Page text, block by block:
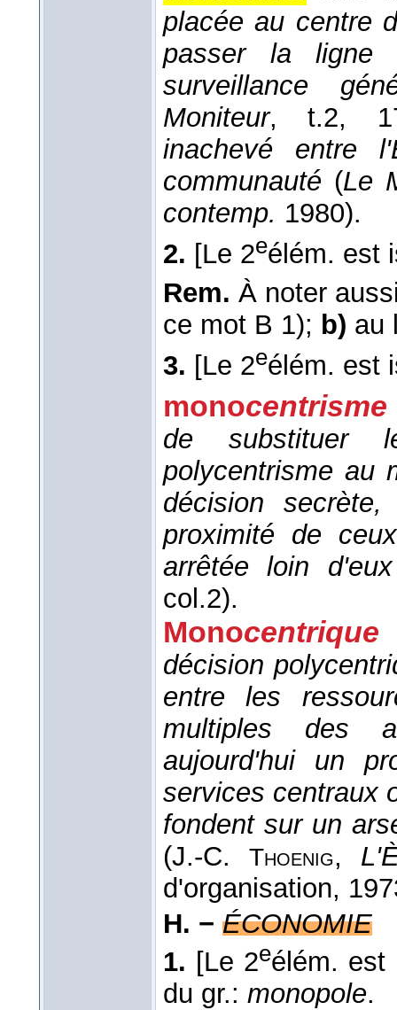
placée au centre
passer la ligne
surveillance
Moniteur, t.2,
inachevé entre
communauté (Le
contemp. 1980).
2. [Le 2eélém. est
Rem. À noter
ce mot B 1); b) au
3. [Le 2eélém. est
monocentrisme
de substituer
polycentrisme au
décision
proximité de
arrêtée loin d'eux
col.2).
Monocentrique
décision
entre les
multiples des
aujourd'hui un
services centraux
fondent sur un
(J.-C. Thoenig,
d'organisation,
H. − ÉCONOMIE
1. [Le 2eélém. est
du gr.: monopole.